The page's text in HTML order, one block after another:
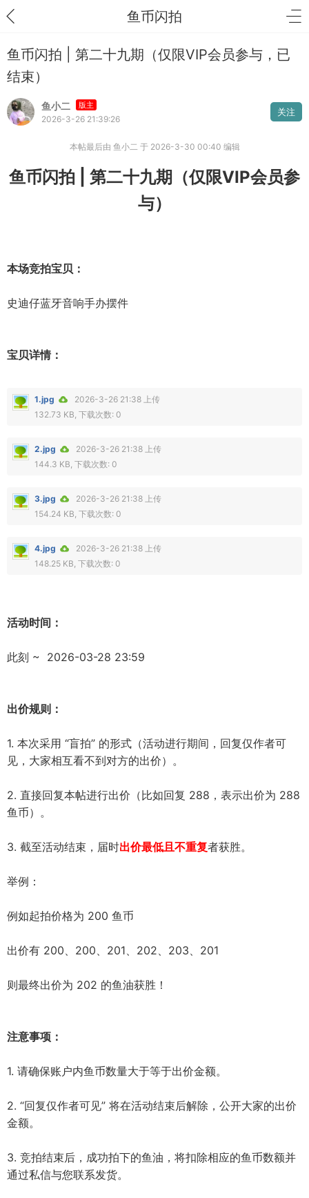
鱼币闪拍
鱼币闪拍 | 第二十九期（仅限VIP会员参与，已
结束）
鱼小二 版主
2026-3-26 21:39:26
关注
本帖最后由 鱼小二 于 2026-3-30 00:40 编辑
鱼币闪拍 | 第二十九期（仅限VIP会员参
与）
本场竞拍宝贝：
史迪仔蓝牙音响手办摆件
宝贝详情：
1.jpg
2026-3-26 21:38 上传
132.73 KB, 下载次数: 0
2.jpg
2026-3-26 21:38 上传
144.3 KB, 下载次数: 0
3.jpg
2026-3-26 21:38 上传
154.24 KB, 下载次数: 0
4.jpg
2026-3-26 21:38 上传
148.25 KB, 下载次数: 0
活动时间：
此刻 ~ 2026-03-28 23:59
出价规则：
1. 本次采用 “盲拍” 的形式（活动进行期间，回复仅作者可
见，大家相互看不到对方的出价）。
2. 直接回复本帖进行出价（比如回复 288，表示出价为 288
鱼币）。
3. 截至活动结束，届时出价最低且不重复者获胜。
举例：
例如起拍价格为 200 鱼币
出价有 200、200、201、202、203、201
则最终出价为 202 的鱼油获胜！
注意事项：
1. 请确保账户内鱼币数量大于等于出价金额。
2. “回复仅作者可见” 将在活动结束后解除，公开大家的出价
金额。
3. 竞拍结束后，成功拍下的鱼油，将扣除相应的鱼币数额并
通过私信与您联系发货。